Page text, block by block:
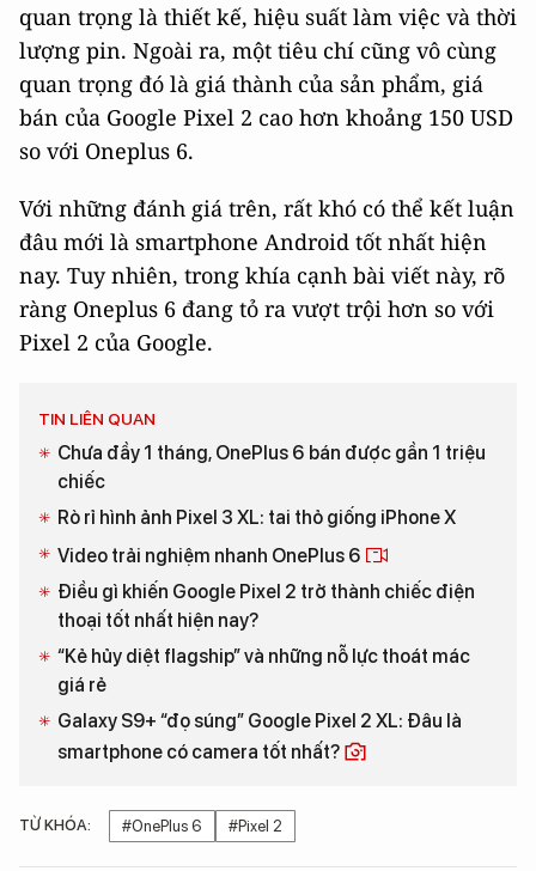
quan trọng là thiết kế, hiệu suất làm việc và thời
lượng pin. Ngoài ra, một tiêu chí cũng vô cùng
quan trọng đó là giá thành của sản phẩm, giá
bán của Google Pixel 2 cao hơn khoảng 150 USD
so với Oneplus 6.
Với những đánh giá trên, rất khó có thể kết luận
đâu mới là smartphone Android tốt nhất hiện
nay. Tuy nhiên, trong khía cạnh bài viết này, rõ
ràng Oneplus 6 đang tỏ ra vượt trội hơn so với
Pixel 2 của Google.
TIN LIÊN QUAN
Chưa đầy 1 tháng, OnePlus 6 bán được gần 1 triệu
chiếc
Rò rỉ hình ảnh Pixel 3 XL: tai thỏ giống iPhone X
Video trải nghiệm nhanh OnePlus 6
Điều gì khiến Google Pixel 2 trở thành chiếc điện
thoại tốt nhất hiện nay?
“Kẻ hủy diệt flagship” và những nỗ lực thoát mác
giá rẻ
Galaxy S9+ “đọ súng” Google Pixel 2 XL: Đâu là
smartphone có camera tốt nhất?
TỪ KHÓA: #OnePlus 6 #Pixel 2